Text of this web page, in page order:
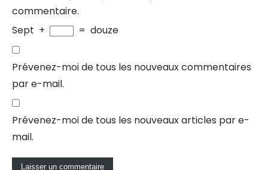
commentaire.
Sept + = douze
Prévenez-moi de tous les nouveaux commentaires
par e-mail.
Prévenez-moi de tous les nouveaux articles par e-
mail.